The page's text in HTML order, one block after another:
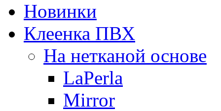
Новинки
Клеенка ПВХ
На нетканой основе
LaPerla
Mirror